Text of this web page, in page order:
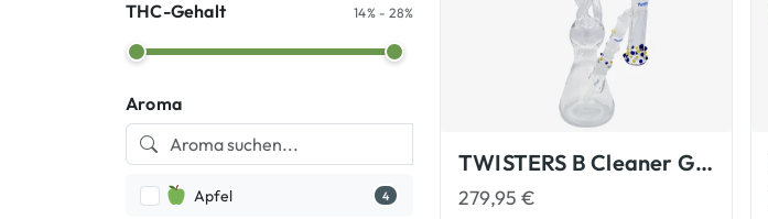
THC-Gehalt 14% - 28%
Aroma
Apfel 4
TWISTERS B Cleaner Glasbongs
279,95€